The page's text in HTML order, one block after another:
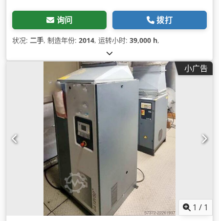
询问 拨打
状况: 二手, 制造年份: 2014, 运转小时: 39,000 h,
小广告
1 / 1